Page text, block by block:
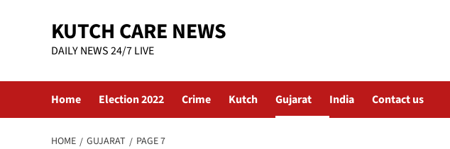
KUTCH CARE NEWS
DAILY NEWS 24/7 LIVE
Home Election 2022 Crime Kutch Gujarat India Contact us
HOME GUJARAT PAGE 7